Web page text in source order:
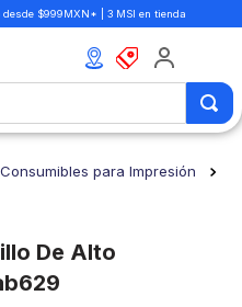
desde $999MXN* | 3 MSI en tienda
Consumibles para Impresión
De Alto